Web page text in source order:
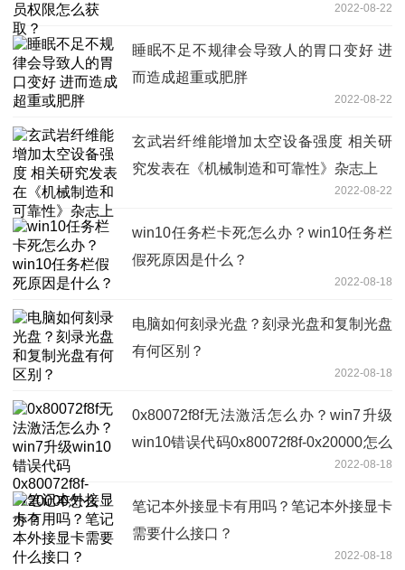
2022-08-22
睡眠不足不规律会导致人的胃口变好 进
而造成超重或肥胖
2022-08-22
玄武岩纤维能增加太空设备强度 相关研
究发表在《机械制造和可靠性》杂志上
2022-08-22
win10任务栏卡死怎么办？win10任务栏
假死原因是什么？
2022-08-18
电脑如何刻录光盘？刻录光盘和复制光盘
有何区别？
2022-08-18
0x80072f8f无法激活怎么办？win7升级
win10错误代码0x80072f8f-0x20000怎么
2022-08-18
笔记本外接显卡有用吗？笔记本外接显卡
需要什么接口？
2022-08-18